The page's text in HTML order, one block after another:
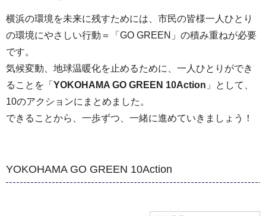
横浜の環境を未来に残すためには、市民の皆様一人ひとり
の環境にやさしい行動＝「GO GREEN」の積み重ねが必要
です。
気候変動、地球温暖化を止めるために、一人ひとりができ
ることを「 YOKOHAMA GO GREEN 10Action 」として、
10のアクションにまとめました。
できることから、一歩ずつ、一緒に進めていきましょう！
YOKOHAMA GO GREEN 10Action